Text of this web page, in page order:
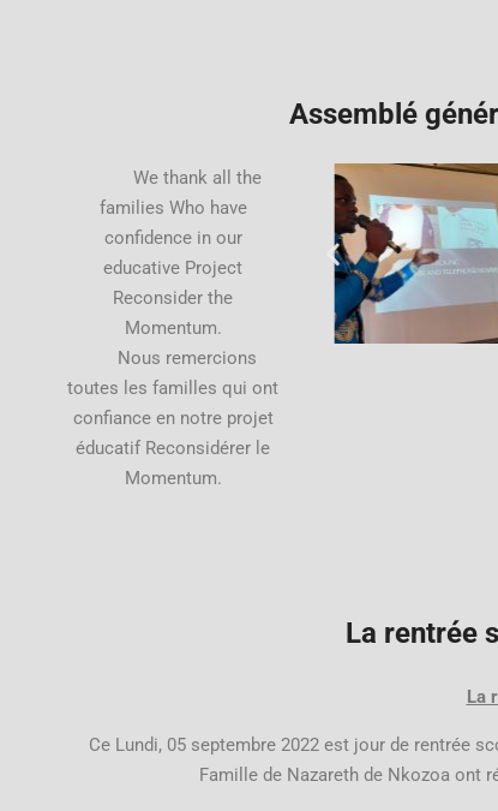
Assemblé
We thank all the
families Who have
confidencein our
educative Project
Reconsider the
Momentum.
Nous remercions
toutes les familles qui ont
confiance en notre projet
éducatif Reconsidérer le
Momentum.
La rentrée
La
Ce Lundi, 05 septembre 2022 est jour de rentrée
Famille de Nazareth de Nkozoa ont